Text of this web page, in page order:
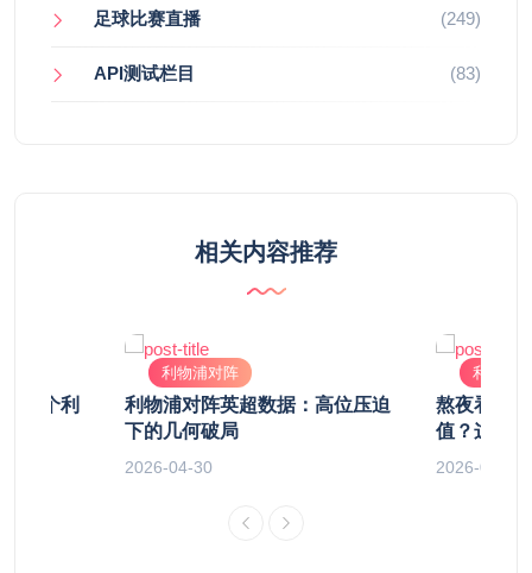
足球比赛直播 (249)
API测试栏目 (83)
相关内容推荐
那个利
利物浦对阵
利物浦对阵英超数据：高位压迫
下的几何破局
2026-04-30
利物浦
熬夜看足
值？这球
2026-04-21